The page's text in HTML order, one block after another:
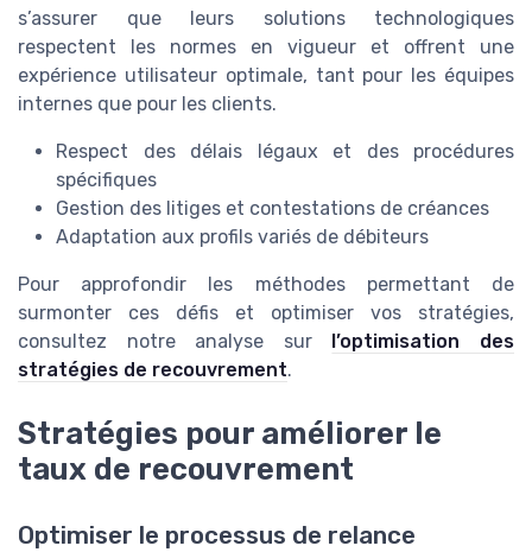
s’assurer que leurs solutions technologiques
respectent les normes en vigueur et offrent une
expérience utilisateur optimale, tant pour les équipes
internes que pour les clients.
Respect des délais légaux et des procédures
spécifiques
Gestion des litiges et contestations de créances
Adaptation aux profils variés de débiteurs
Pour approfondir les méthodes permettant de
surmonter ces défis et optimiser vos stratégies,
consultez notre analyse sur l’optimisation des
stratégies de recouvrement.
Stratégies pour améliorer le
taux de recouvrement
Optimiser le processus de relance